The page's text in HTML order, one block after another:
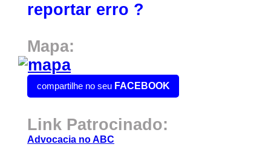
reportar erro ?
Mapa:
compartilhe no seu FACEBOOK
Link Patrocinado:
Advocacia no ABC